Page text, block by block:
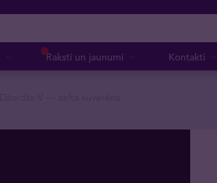
Raksti un jaunumi Kontakti